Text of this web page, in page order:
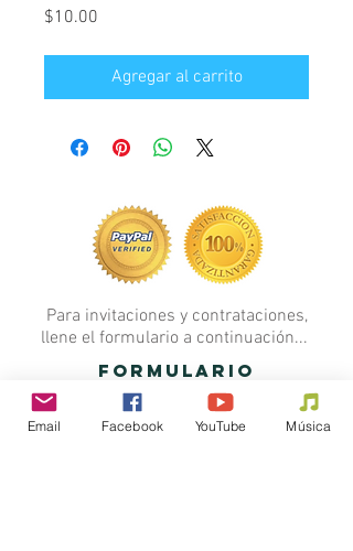
$10.00
Agregar al carrito
Para invitaciones y contrataciones,
llene el formulario a continuación...
FORMULARIO
Si quieres hacer alguna donación al
Email Facebook YouTube Música